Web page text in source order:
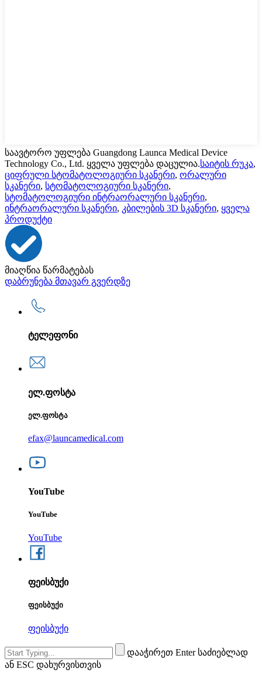
საავტორო უფლება Guangdong Launca Medical Device
Technology Co., Ltd. ყველა უფლება დაცულია.საიტის რუკა,
ციფრული სტომატოლოგიური სკანერი, ორალური
სკანერი, სტომატოლოგიური სკანერი,
სტომატოლოგიური ინტრაორალური სკანერი,
ინტრაორალური სკანერი, კბილების 3D სკანერი, ყველა
პროდუქტი
მიაღწია წარმატებას
დაბრუნება მთავარ გვერდზე
ტელეფონი
ელ.ფოსტა
ელ.ფოსტა
efax@launcamedical.com
YouTube
YouTube
YouTube
ფეისბუქი
ფეისბუქი
ფეისბუქი
დააჭირეთ Enter საძიებლად
ან ESC დახურვისთვის